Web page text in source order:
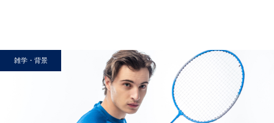
雑学・背景